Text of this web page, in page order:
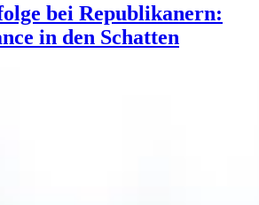
bei Republikanern:
in den Schatten